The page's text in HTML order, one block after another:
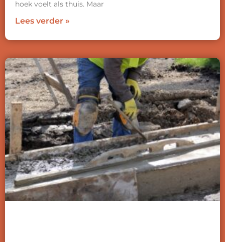
hoek voelt als thuis. Maar
Lees verder »